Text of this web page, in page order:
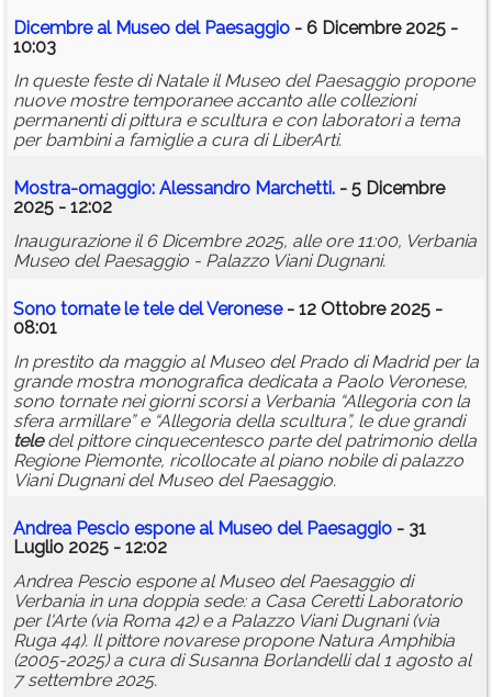
Dicembre al Museo del Paesaggio - 6 Dicembre 2025 -
10:03
In queste feste di Natale il Museo del Paesaggio propone
nuove mostre temporanee accanto alle collezioni
permanenti di pittura e scultura e con laboratori a tema
per bambini a famiglie a cura di LiberArti.
Mostra-omaggio: Alessandro Marchetti. - 5 Dicembre
2025 - 12:02
Inaugurazione il 6 Dicembre 2025, alle ore 11:00, Verbania
Museo del Paesaggio - Palazzo Viani Dugnani.
Sono tornate leteledel Veronese- 12 Ottobre 2025 -
08:01
In prestito da maggio al Museo del Prado di Madrid per la
grande mostra monografica dedicata a Paolo Veronese,
sono tornate nei giorni scorsi a Verbania “Allegoria con la
sfera armillare” e “Allegoria della scultura”, le due grandi
teledel pittore cinquecentesco parte del patrimonio della
Regione Piemonte, ricollocate al piano nobile di palazzo
Viani Dugnani del Museo del Paesaggio.
Andrea Pescio espone al Museo del Paesaggio - 31
Luglio 2025 - 12:02
Andrea Pescio espone al Museo del Paesaggio di
Verbania in una doppia sede: a Casa Ceretti Laboratorio
per l'Arte (via Roma 42) e a Palazzo Viani Dugnani (via
Ruga 44). Il pittore novarese propone Natura Amphibia
(2005-2025) a cura di Susanna Borlandelli dal 1 agosto al
7 settembre 2025.